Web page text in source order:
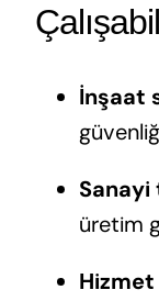
İnşaat
üretim